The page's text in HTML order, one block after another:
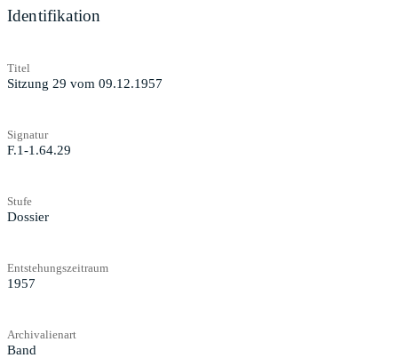
Identifikation
Titel
Sitzung 29 vom 09.12.1957
Signatur
F.1-1.64.29
Stufe
Dossier
Entstehungszeitraum
1957
Archivalienart
Band